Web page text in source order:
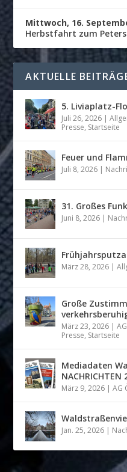
Mittwoch, 16.
Herbstfahrt zum
AKTUELLE
5. Liviaplatz-
Juli 26, 2026 |
Presse, Startseite
Feuer und
Juli 8, 2026 |
31. Großes
Juni 8, 2026 |
März 28, 2026 |
Große
März 23, 2026 |
Presse, Startseite
Mediadaten
NACHRICHTEN
März 9, 2026 |AG
Jan. 25, 2026 |